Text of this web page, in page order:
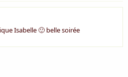
Isabelle 🙂 belle soirée